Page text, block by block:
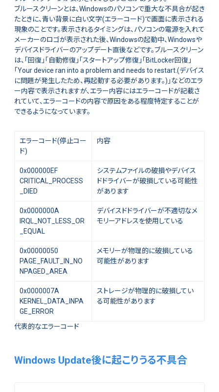
ブルースクリーンとは、Windowsのパソコンで重大な不具合が起き
たときに、青い背景に白い文字(エラーコード)で画面に表示される
現象のことです。表示されるタイミングは、パソコンの電源を入れて
メーカーのロゴが表示された後、Windowsの起動中、Windowsや
デバイスドライバーのアップデート直後などです。ブルースクリーン
は、「回復」「自動修復」「スタートアップ修復」「BitLocker回復」
「Your device ran into a problem and needs to restart.(デバイス
に問題が発生したため、再起動する必要があります。)」などのエラ
ー内容で表示されますが、エラー内容にはエラーコードが記載さ
れていて、エラーコードの内容で原因をある程度特定することが
できるようになっています。
エラーコード(停止コー
ド)
内容
0x000000EF
CRITICAL_PROCESS
_DIED
システムファイルの破損やデバイス
ドドライバーが破損している可能性
があります
0x0000000A
IRQL_NOT_LESS_OR
_EQUAL
デバイスドドライバーが不適切なメ
モリーアドレスを使用している
0x00000050
PAGE_FAULT_IN_NO
NPAGED_AREA
メモリーが物理的に破損している
可能性があります
0x0000007A
KERNEL_DATA_INPA
GE_ERROR
ストレージが物理的に破損してい
る可能性があります
代表的なエラーコード
Windows Update後に起こりうる不具合